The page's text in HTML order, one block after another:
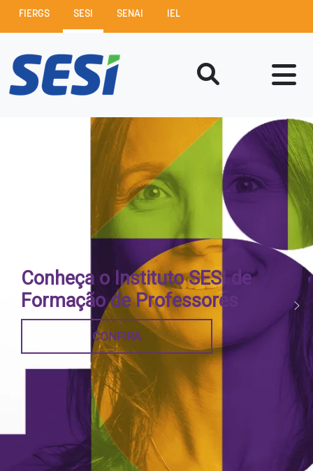
FIERGS SESI SENAI IEL
Conheça o Instituto SESI de
Formação de Professores
CONFIRA